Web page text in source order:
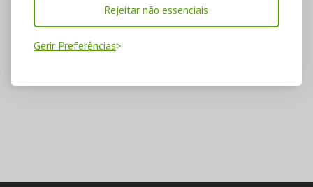
Rejeitar não essenciais
Gerir Preferências